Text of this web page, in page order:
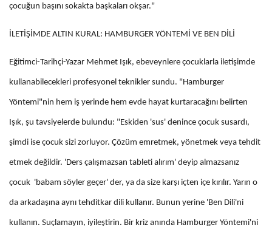
çocuğun başını sokakta başkaları okşar."
İLETİŞİMDE ALTIN KURAL: HAMBURGER YÖNTEMİ VE BEN DİLİ
Eğitimci-Tarihçi-Yazar Mehmet Işık, ebeveynlere çocuklarla iletişimde
kullanabilecekleri profesyonel teknikler sundu. "Hamburger
Yöntemi"nin hem iş yerinde hem evde hayat kurtaracağını belirten
Işık, şu tavsiyelerde bulundu: "Eskiden 'sus' denince çocuk susardı,
şimdi ise çocuk sizi zorluyor. Çözüm emretmek, yönetmek veya tehdit
etmek değildir. 'Ders çalışmazsan tableti alırım' deyip almazsanız
çocuk 'babam söyler geçer' der, ya da size karşı içten içe kırılır. Yarın o
da arkadaşına aynı tehditkar dili kullanır. Bunun yerine 'Ben Dili'ni
kullanın. Suçlamayın, iyileştirin. Bir kriz anında Hamburger Yöntemi'ni